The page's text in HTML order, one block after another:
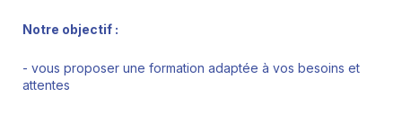
Notre objectif :
​- vous proposer une formation adaptée à vos besoins et
attentes